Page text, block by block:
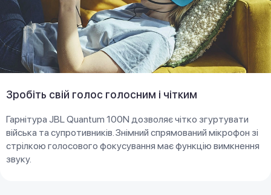
Зробіть свій голос голосним і чітким
Гарнітура JBL Quantum 100N дозволяє чітко згуртувати
війська та супротивників. Знімний спрямований мікрофон зі
стрілкою голосового фокусування має функцію вимкнення
звуку.